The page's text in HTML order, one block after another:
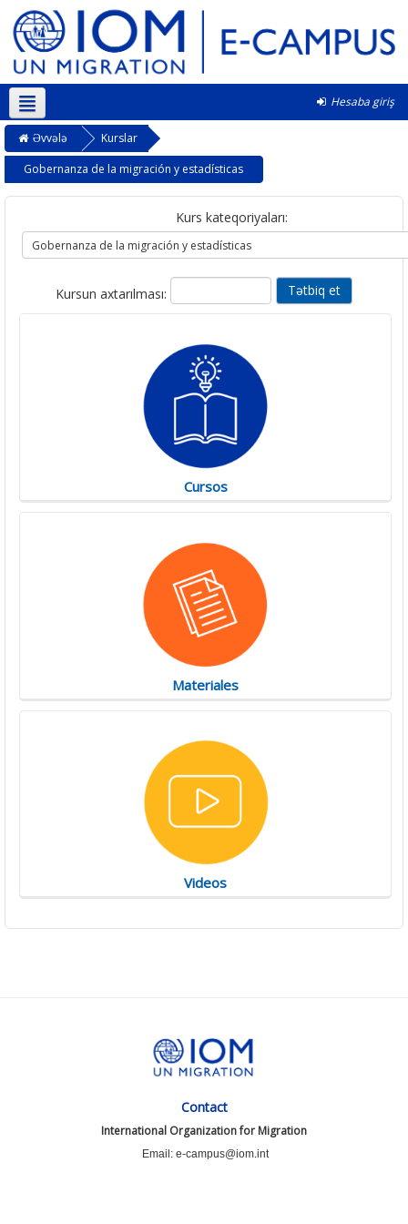
Hesaba giriş
Azərbaycanca ‎(az)‎
Əvvələ
Kurslar
Gobernanza de la migración y estadísticas
Kurs kateqoriyaları:
Kursun axtarılması:
Cursos
Materiales
Videos
Contact
International Organization for Migration
Email: e-campus@iom.int